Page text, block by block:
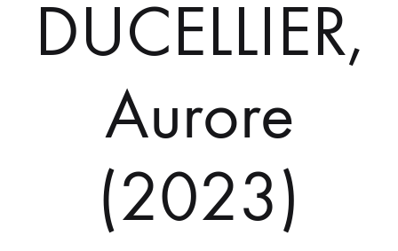
DUCELLIER,
Aurore
(2023)